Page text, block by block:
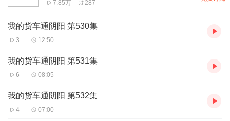
7.85万 287
我的货车通阴阳 第530集
3 12:50
我的货车通阴阳 第531集
6 08:05
我的货车通阴阳 第532集
4 07:00